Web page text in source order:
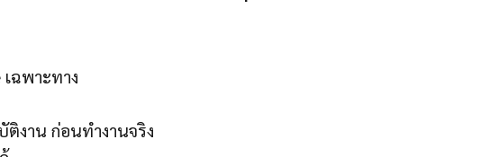
ฉพาะทาง
งาน ก่อนทำงานจริง